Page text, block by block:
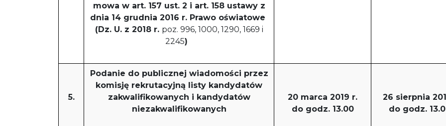
mowa w art. 157 ust. 2 i art. 158 ustawy z
dnia 14 grudnia 2016 r. Prawo oświatowe
(Dz. U. z 2018 r. poz. 996, 1000, 1290, 1669 i
2245)
5.
Podanie do publicznej wiadomości przez
komisję rekrutacyjną listy kandydatów
zakwalifikowanych i kandydatów
niezakwalifikowanych
20 marca 2019 r.
do godz. 13.00
26 sierpnia
do godz.